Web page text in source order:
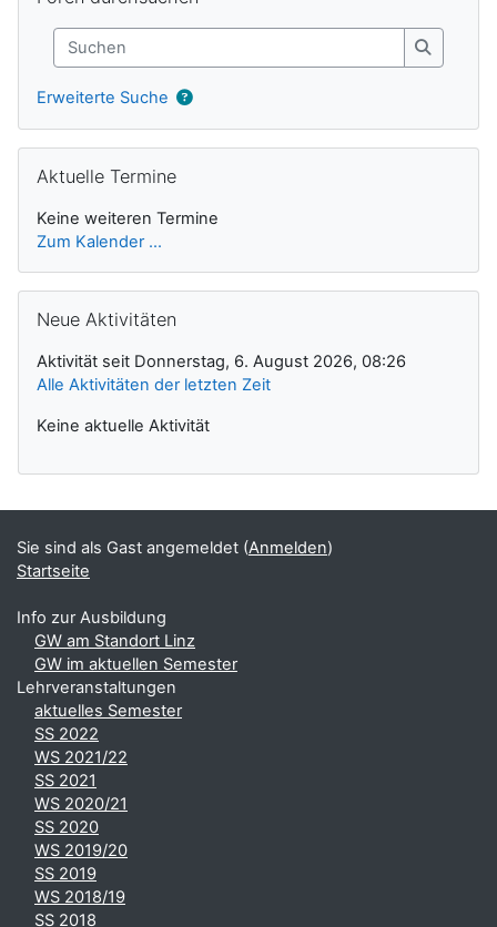
Suchen
Suchen
Erweiterte Suche
Aktuelle Termine
Keine weiteren Termine
Zum Kalender ...
Neue Aktivitäten
Aktivität seit Donnerstag, 6. August 2026, 08:26
Alle Aktivitäten der letzten Zeit
Keine aktuelle Aktivität
Sie sind als Gast angemeldet (Anmelden)
Startseite
Info zur Ausbildung
GW am Standort Linz
GW im aktuellen Semester
Lehrveranstaltungen
aktuelles Semester
SS 2022
WS 2021/22
SS 2021
WS 2020/21
SS 2020
WS 2019/20
SS 2019
WS 2018/19
SS 2018